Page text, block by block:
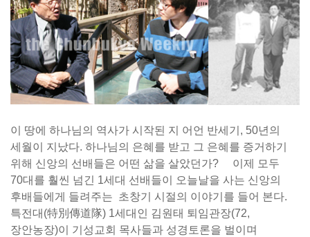
이 땅에 하나님의 역사가 시작된 지 어언 반세기, 50년의
세월이 지났다. 하나님의 은혜를 받고 그 은혜를 증거하기
위해 신앙의 선배들은 어떤 삶을 살았던가? 이제 모두
70대를 훨씬 넘긴 1세대 선배들이 오늘날을 사는 신앙의
후배들에게 들려주는 초창기 시절의 이야기를 들어 본다.
특전대(特別傳道隊) 1세대인 김원태 퇴임관장(72,
장안농장)이 기성교회 목사들과 성경토론을 벌이며